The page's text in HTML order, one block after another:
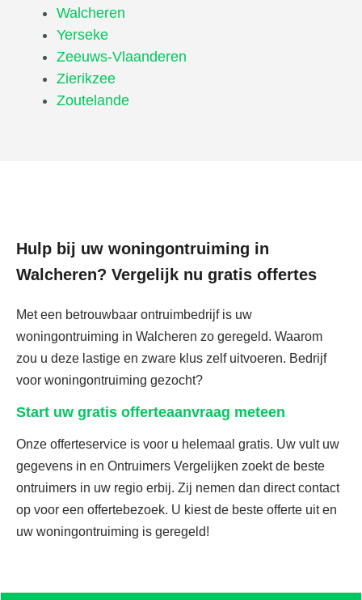
Walcheren
Yerseke
Zeeuws-Vlaanderen
Zierikzee
Zoutelande
Hulp bij uw woningontruiming in
Walcheren? Vergelijk nu gratis offertes
Met een betrouwbaar ontruimbedrijf is uw
woningontruiming in Walcheren zo geregeld. Waarom
zou u deze lastige en zware klus zelf uitvoeren. Bedrijf
voor woningontruiming gezocht?
Start uw gratis offerteaanvraag meteen
Onze offerteservice is voor u helemaal gratis. Uw vult uw
gegevens in en Ontruimers Vergelijken zoekt de beste
ontruimers in uw regio erbij. Zij nemen dan direct contact
op voor een offertebezoek. U kiest de beste offerte uit en
uw woningontruiming is geregeld!